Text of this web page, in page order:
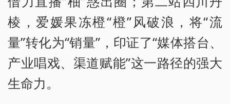
棱，爱媛果冻橙“橙”风破浪，将“流
量”转化为“销量”，印证了“媒体搭台、
产业唱戏、渠道赋能”这一路径的强大
生命力。